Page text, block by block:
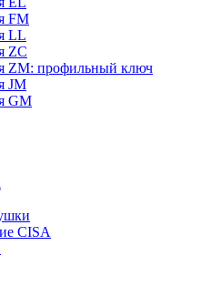
FM
LL
ZC
ZM: профильный ключ
JM
GM
CISA